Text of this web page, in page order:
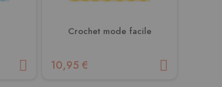
Crochet mode facile
10,95 €